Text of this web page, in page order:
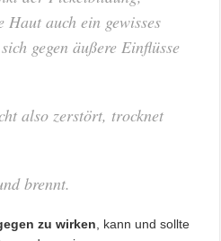
auch ein gewisses
gegen äußere Einflüsse
also zerstört, trocknet
brennt.
zu wirken , kann und sollte